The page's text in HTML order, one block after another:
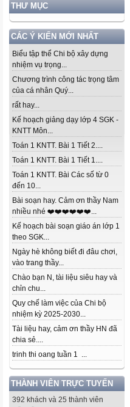
THƯ MỤC
CÁC Ý KIẾN MỚI NHẤT
Biểu tập thể Chi bộ xây dựng
nhiệm vụ trọng...
Chương trình công tác trọng tâm
của cá nhân Quý...
rất hay...
Kế hoạch giảng dạy lớp 4 SGK -
KNTT Môn...
Toán 1 KNTT. Bài 1 Tiết 2....
Toán 1 KNTT. Bài 1 Tiết 1....
Toán 1 KNTT. Bài Các số từ 0
đến 10...
Bài soạn hay. Cảm ơn thầy Nam
nhiều nhé ❤️❤️❤️❤️❤️❤️...
Kế hoạch bài soạn giáo án lớp 1
theo SGK...
Ngày hè không biết đi đâu chơi,
vào trang thầy...
Chào bạn N, tài liệu siêu hay và
chỉn chu...
Quy chế làm việc của Chi bộ
nhiệm kỳ 2025-2030...
Tài liệu hay, cảm ơn thầy HN đã
chia sẻ....
trinh thi oang tuần 1 ...
THÀNH VIÊN TRỰC TUYẾN
392 khách và 25 thành viên